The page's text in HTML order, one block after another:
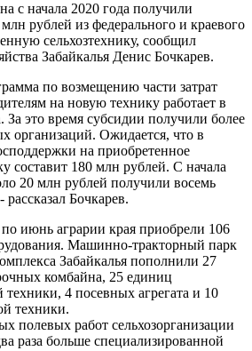
с начала 2020 года получили
рублей из федерального и краевого
сельхозтехнику, сообщил
Забайкалья Денис Бочкарев.
по возмещению части затрат
на новую технику работает в
За это время субсидии получили более
организаций. Ожидается, что в
на приобретенное
составит 180 млн рублей. С начала
20 млн рублей получили восемь
рассказал Бочкарев.
июнь аграрии края приобрели 106
Машинно-тракторный парк
Забайкалья пополнили 27
комбайна, 25 единиц
4 посевных агрегата и 10
техники.
полевых работ сельхозорганизации
раза больше специализированной